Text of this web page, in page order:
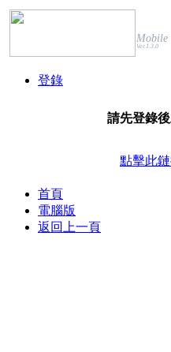
Mobile
Ver.1.3.0
登錄
請先登錄
點擊此
首頁
電腦版
返回上一頁